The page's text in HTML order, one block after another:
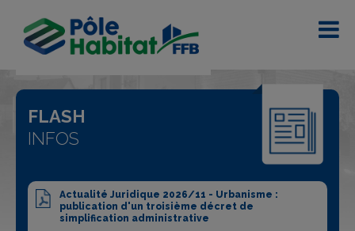
FLASH
INFOS
Actualité Juridique 2026/11 - Urbanisme :
publication d'un troisième décret de
simplification administrative